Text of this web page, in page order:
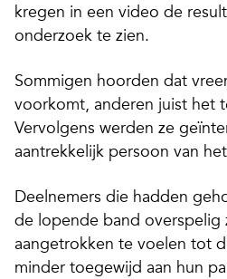
kregen in een video de
onderzoek te zien.
Sommigen hoorden dat
voorkomt, anderen juist het
Vervolgens werden ze
aantrekkelijk persoon van
Deelnemers die hadden
de lopende band overspelig
aangetrokken te voelen tot
minder toegewijd aan hun